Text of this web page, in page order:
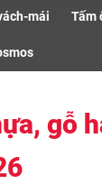
mái Tấm
gỗ